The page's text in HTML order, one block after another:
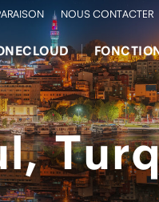
NOUS CONTACTER